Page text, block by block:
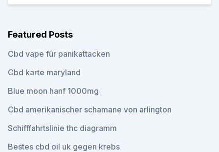
Featured Posts
Cbd vape für panikattacken
Cbd karte maryland
Blue moon hanf 1000mg
Cbd amerikanischer schamane von arlington
Schifffahrtslinie thc diagramm
Bestes cbd oil uk gegen krebs